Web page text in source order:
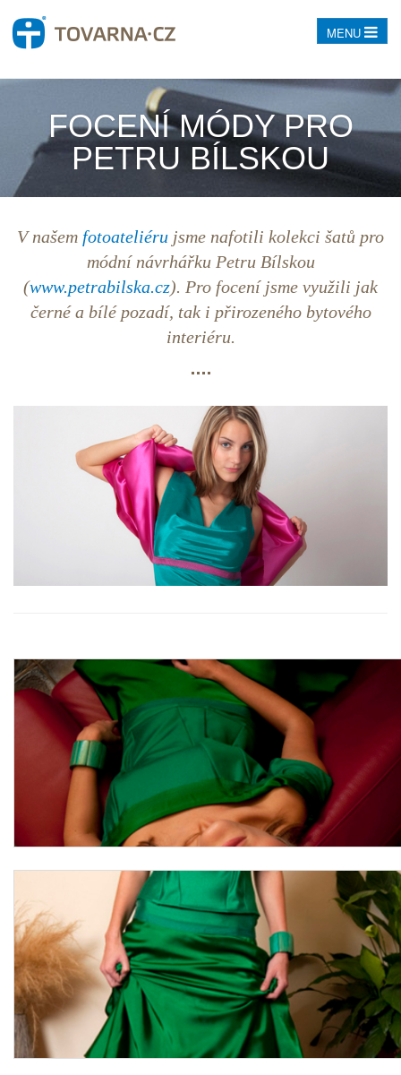
MENU
FOCENÍ MÓDY PRO
PETRU BÍLSKOU
V našem fotoateliéru jsme nafotili kolekci šatů pro
módní návrhářku Petru Bílskou
(www.petrabilska.cz). Pro focení jsme využili jak
černé a bílé pozadí, tak i přirozeného bytového
interiéru.